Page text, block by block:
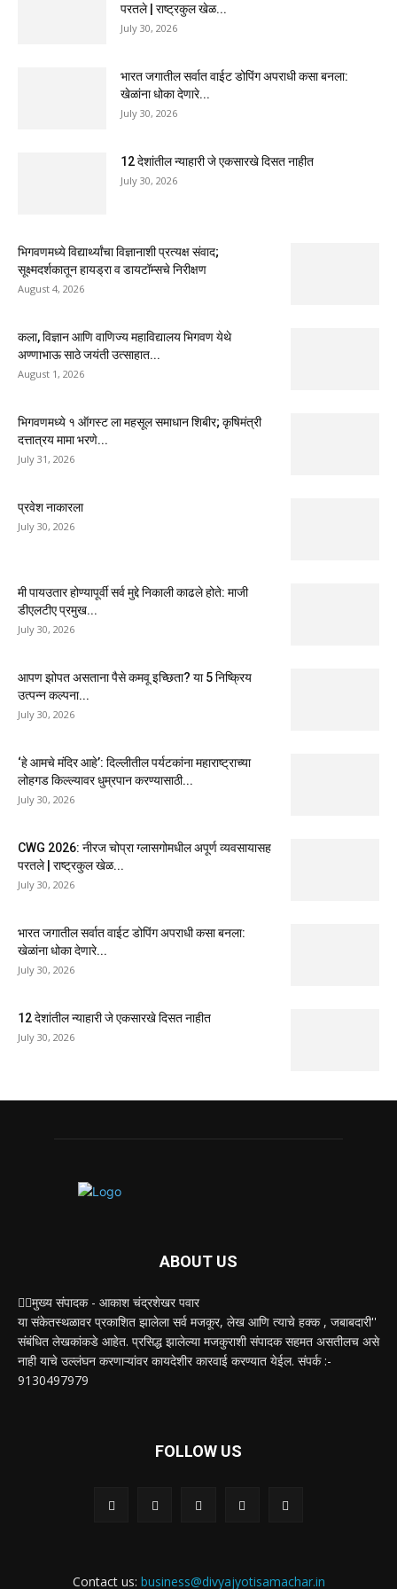
परतले | राष्ट्रकुल खेळ...
July 30, 2026
भारत जगातील सर्वात वाईट डोपिंग अपराधी कसा बनला:
खेळांना धोका देणारे...
July 30, 2026
12 देशांतील न्याहारी जे एकसारखे दिसत नाहीत
July 30, 2026
भिगवणमध्ये विद्यार्थ्यांचा विज्ञानाशी प्रत्यक्ष संवाद;
सूक्ष्मदर्शकातून हायड्रा व डायटॉम्सचे निरीक्षण
August 4, 2026
कला, विज्ञान आणि वाणिज्य महाविद्यालय भिगवण येथे
अण्णाभाऊ साठे जयंती उत्साहात...
August 1, 2026
भिगवणमध्ये १ ऑगस्ट ला महसूल समाधान शिबीर; कृषिमंत्री
दत्तात्रय मामा भरणे...
July 31, 2026
प्रवेश नाकारला
July 30, 2026
मी पायउतार होण्यापूर्वी सर्व मुद्दे निकाली काढले होते: माजी
डीएलटीए प्रमुख...
July 30, 2026
आपण झोपत असताना पैसे कमवू इच्छिता? या 5 निष्क्रिय
उत्पन्न कल्पना...
July 30, 2026
‘हे आमचे मंदिर आहे’: दिल्लीतील पर्यटकांना महाराष्ट्राच्या
लोहगड किल्ल्यावर धुम्रपान करण्यासाठी...
July 30, 2026
CWG 2026: नीरज चोप्रा ग्लासगोमधील अपूर्ण व्यवसायासह
परतले | राष्ट्रकुल खेळ...
July 30, 2026
भारत जगातील सर्वात वाईट डोपिंग अपराधी कसा बनला:
खेळांना धोका देणारे...
July 30, 2026
12 देशांतील न्याहारी जे एकसारखे दिसत नाहीत
July 30, 2026
ABOUT US
✍🏻मुख्य संपादक - आकाश चंद्रशेखर पवार
या संकेतस्थळावर प्रकाशित झालेला सर्व मजकूर, लेख आणि त्याचे हक्क , जबाबदारी''
संबंधित लेखकांकडे आहेत. प्रसिद्ध झालेल्या मजकुराशी संपादक सहमत असतीलच असे
नाही याचे उल्लंघन करणाऱ्यांवर कायदेशीर कारवाई करण्यात येईल. संपर्क :-
9130497979
FOLLOW US
Contact us: business@divyajyotisamachar.in